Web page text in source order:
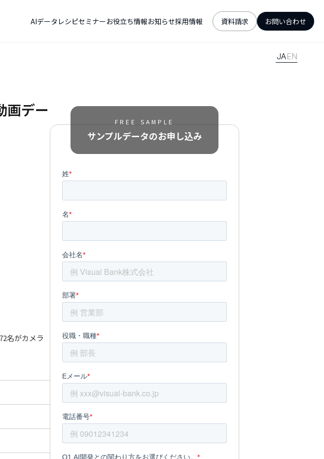
JAEN
AIデータレシピセミナーお役立ち情報お知らせ採用情報 資料請求 お問い合わせ
画デー
名がカメラ
FREE SAMPLE
サンプルデータのお申し込み